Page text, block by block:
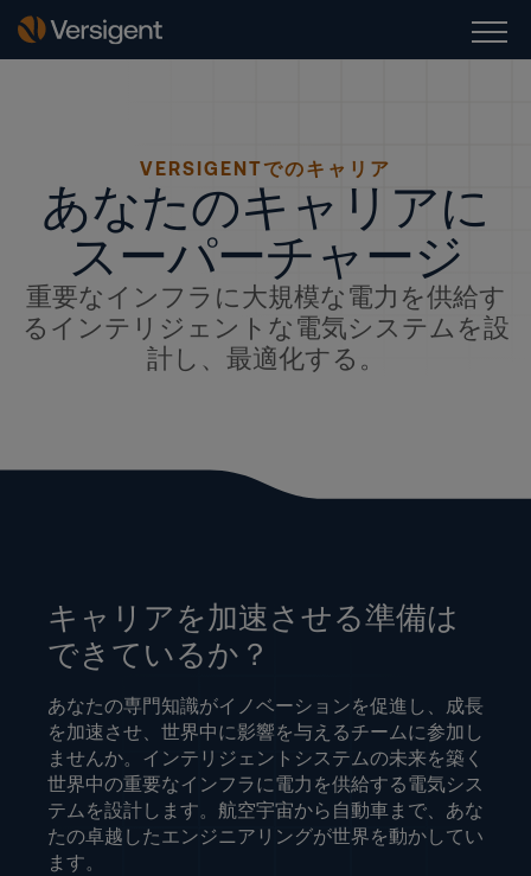
VERSIGENTでのキャリア
あなたのキャリアに
スーパーチャージ
重要なインフラに大規模な電力を供給す
るインテリジェントな電気システムを設
計し、最適化する。
キャリアを加速させる準備は
できているか？
あなたの専門知識がイノベーションを促進し、成長
を加速させ、世界中に影響を与えるチームに参加し
ませんか。インテリジェントシステムの未来を築く
世界中の重要なインフラに電力を供給する電気シス
テムを設計します。航空宇宙から自動車まで、あな
たの卓越したエンジニアリングが世界を動かしてい
ます。